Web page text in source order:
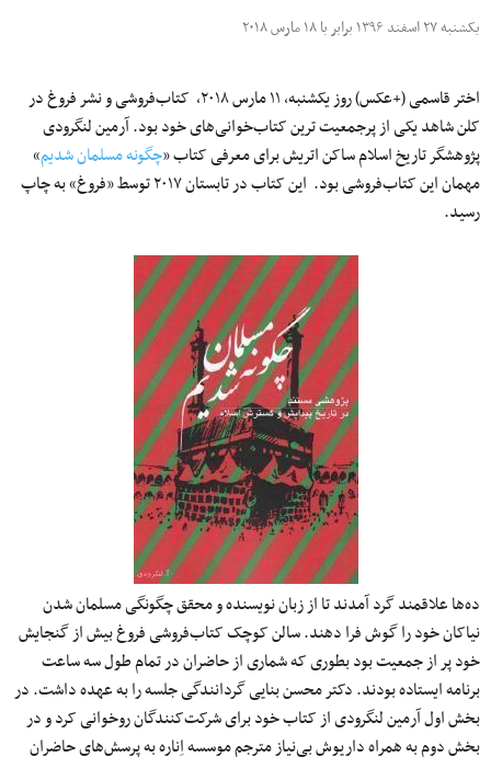
یکشنبه ۲۷ اسفند ۱۳۹۶ برابر با ۱۸ مارس ۲۰۱۸
اختر قاسمی (+عکس) روز یکشنبه، ۱۱ مارس ۲۰۱۸، کتاب‌فروشی و نشر فروغ در
کلن شاهد یکی از پرجمعیت ترین کتاب‌خوانی‌های خود بود. آرمین لنگرودی
پژوهشگر تاریخ اسلام ساکن اتریش برای معرفی کتاب «چگونه مسلمان شدیم»
مهمان این کتاب‌فروشی بود. این کتاب در تابستان ۲۰۱۷ توسط «فروغ» به چاپ
رسید.
ده‌ها علاقمند گرد آمدند تا از زبان نویسنده و محقق چگونگی مسلمان شدن
نیاکان خود را گوش فرا دهند. سالن کوچک کتاب‌فروشی فروغ بیش از گنجایش
خود پر از جمعیت بود بطوری که شماری از حاضران در تمام طول سه ساعت
برنامه ایستاده بودند. دکتر محسن بنایی گردانندگی جلسه را به عهده داشت. در
بخش اول آرمین لنگرودی از کتاب خود برای شرکت‌کنندگان روخوانی کرد و در
بخش دوم به همراه داریوش بی‌نیاز مترجم موسسه اِناره به پرسش‌های حاضران